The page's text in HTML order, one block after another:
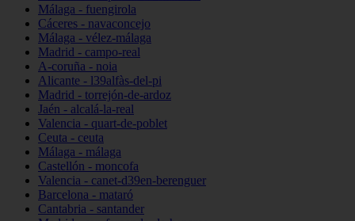
Málaga - fuengirola
Cáceres - navaconcejo
Málaga - vélez-málaga
Madrid - campo-real
A-coruña - noia
Alicante - l39alfàs-del-pi
Madrid - torrejón-de-ardoz
Jaén - alcalá-la-real
Valencia - quart-de-poblet
Ceuta - ceuta
Málaga - málaga
Castellón - moncofa
Valencia - canet-d39en-berenguer
Barcelona - mataró
Cantabria - santander